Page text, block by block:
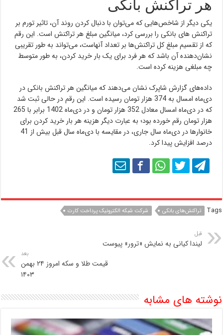
هر تراکنش بانکی
یکی دیگر از شاخص‌هایی که می‌توان با دنبال کردن روند آن، تاثیر تورم بر
تراکنش های بانکی را بررسی کرد، میانگین مبلغ هر تراکنش است. این رقم
که از تقسیم مبلغ کل تراکنش‌ها بر تعداد آنهاست، می‌تواند به طور تقریبی
نشان‌دهنده آن باشد که هر فرد برای یک بار خرید کردن، به طور متوسط
چه مبلغی هزینه کرده است.
داده‌های گزارش شاپرک نشان می‌دهند که میانگین هر تراکنش بانکی در
دی‌ماه امسال به 374 هزار تومان رسیده است. این رقم در حالی ثبت شد
که در دی‌ماه امسال معادل 352 هزار تومان و در دی‌ماه 1402 برابر با 265
هزار تومان رقم خورده بود؛ به عبارت دیگر هزینه هر بار خرید کردن برای
خانوارها در دی‌ماه سال جاری، در مقایسه با دی‌ماه سال قبل بیش از 41
درصد افزایش پیدا کرد.
Tags تراکنش‌های بانکی شرکت شبکه الکترونیک پرداخت کارت
قبل
لیندا کیانی به نمایش «ترور» پیوست
بعد
قیمت طلا و سکه امروز ۲۴ بهمن
۱۴۰۳
نوشته های مشابه